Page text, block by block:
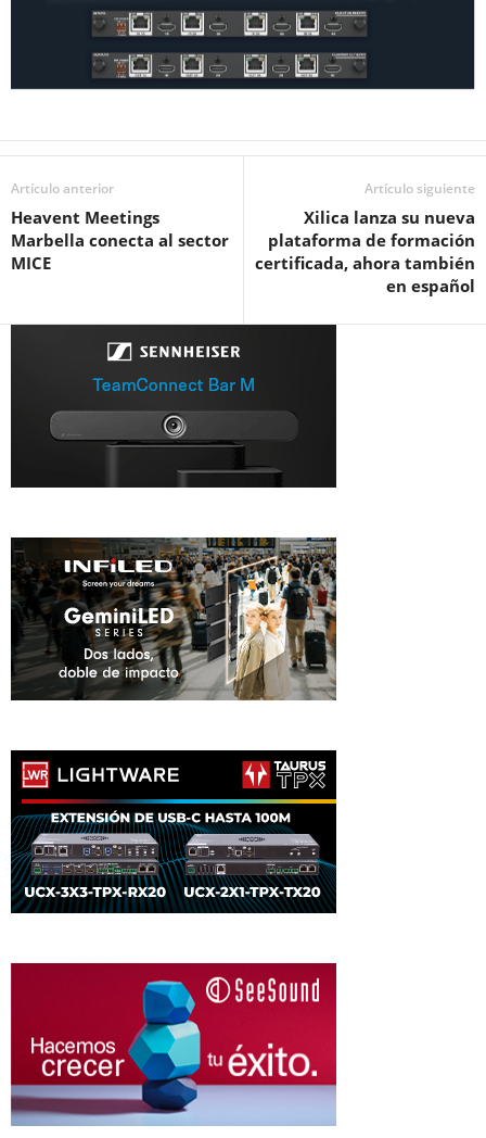
Artículo anterior
Heavent Meetings
Marbella conecta al sector
MICE
Artículo siguiente
Xilica lanza su nueva
plataforma de formación
certificada, ahora también
en español